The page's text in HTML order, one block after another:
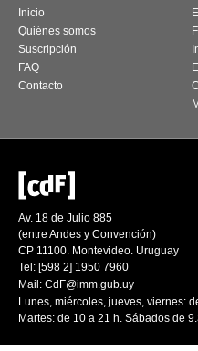
Inicio
Quiénes somos
Suscripción
FAQ
Contacto
Av. 18 de Julio 885
(entre Andes y Convención)
CP 11100. Montevideo. Uruguay
Tel: [598 2] 1950 7960
Mail: CdF@imm.gub.uy
Lunes, miércoles, jueves, viernes:
Martes: de 10 a 21 h. Sábados de